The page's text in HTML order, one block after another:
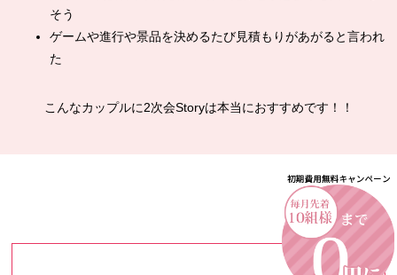
そう
ゲームや進行や景品を決めるたび見積もりがあがると言われ
た
こんなカップルに2次会Storyは本当におすすめです！！